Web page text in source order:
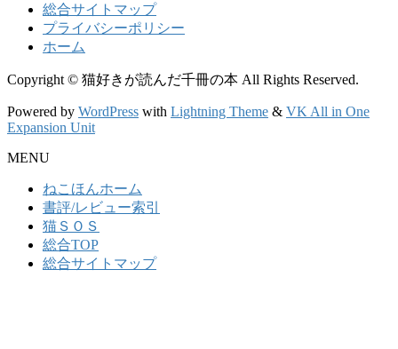
総合サイトマップ
プライバシーポリシー
ホーム
Copyright © 猫好きが読んだ千冊の本 All Rights Reserved.
Powered by WordPress with Lightning Theme & VK All in One
Expansion Unit
MENU
ねこほんホーム
書評/レビュー索引
猫ＳＯＳ
総合TOP
総合サイトマップ